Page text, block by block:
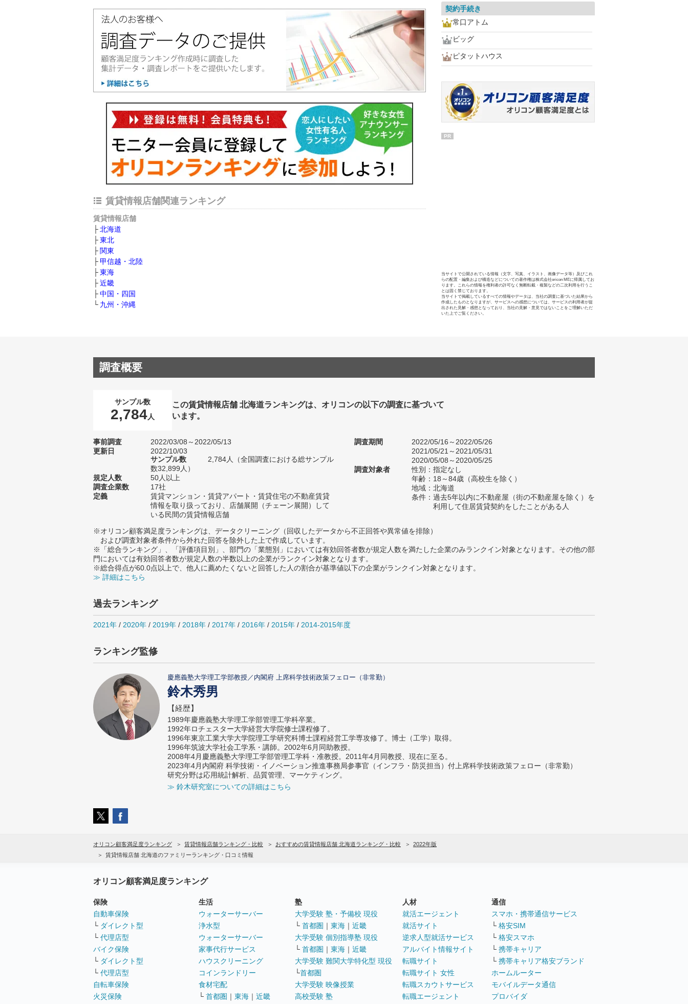
賃貸情報店舗関連ランキング
賃貸情報店舗
北海道
東北
関東
甲信越・北陸
東海
近畿
中国・四国
九州・沖縄
契約手続き
常口アトム
ビッグ
ピタットハウス
PR
当サイトで公開されている情報（文字、写真、イラスト、画像データ等）及びこれ
らの配置・編集および構造などについての著作権は株式会社oricon MEに帰属してお
ります。これらの情報を権利者の許可なく無断転載・複製などの二次利用を行うこ
とは固く禁じております。
当サイトで掲載しているすべての情報やデータは、当社の調査に基づいた結果から
作成したものとなりますが、サービスへの感想については、サービスの利用者が提
出された見解・感想となっており、当社の見解・意見ではないことをご理解いただ
いた上でご覧ください。
調査概要
サンプル数
2,784人
この賃貸情報店舗 北海道ランキングは、オリコンの以下の調査に基づいて
います。
事前調査
2022/03/08～2022/05/13
更新日
2022/10/03
サンプル数
2,784人（全国調査における総サンプル
数32,899人）
規定人数
50人以上
調査企業数
17社
定義
賃貸マンション・賃貸アパート・賃貸住宅の不動産賃貸
情報を取り扱っており、店舗展開（チェーン展開）して
いる民間の賃貸情報店舗
調査期間
2022/05/16～2022/05/26
2021/05/21～2021/05/31
2020/05/08～2020/05/25
調査対象者
性別：指定なし
年齢：18～84歳（高校生を除く）
地域：北海道
条件：過去5年以内に不動産屋（街の不動産屋を除く）を
利用して住居賃貸契約をしたことがある人
※オリコン顧客満足度ランキングは、データクリーニング（回収したデータから不正回答や異常値を排除）
および調査対象者条件から外れた回答を除外した上で作成しています。
※「総合ランキング」、「評価項目別」、部門の「業態別」においては有効回答者数が規定人数を満たした企業のみランクイン対象となります。その他の部
門においては有効回答者数が規定人数の半数以上の企業がランクイン対象となります。
※総合得点が60.0点以上で、他人に薦めたくないと回答した人の割合が基準値以下の企業がランクイン対象となります。
≫ 詳細はこちら
過去ランキング
2021年 / 2020年 / 2019年 / 2018年 / 2017年 / 2016年 / 2015年 / 2014-2015年度
ランキング監修
慶應義塾大学理工学部教授／内閣府 上席科学技術政策フェロー（非常勤）
鈴木秀男
【経歴】
1989年慶應義塾大学理工学部管理工学科卒業。
1992年ロチェスター大学経営大学院修士課程修了。
1996年東京工業大学大学院理工学研究科博士課程経営工学専攻修了。博士（工学）取得。
1996年筑波大学社会工学系・講師。2002年6月同助教授。
2008年4月慶應義塾大学理工学部管理工学科・准教授。2011年4月同教授、現在に至る。
2023年4月内閣府 科学技術・イノベーション推進事務局参事官（インフラ・防災担当）付上席科学技術政策フェロー（非常勤）
研究分野は応用統計解析、品質管理、マーケティング。
≫ 鈴木研究室についての詳細はこちら
オリコン顧客満足度ランキング 賃貸情報店舗ランキング・比較 おすすめの賃貸情報店舗 北海道ランキング・比較
2022年版
賃貸情報店舗 北海道のファミリーランキング・口コミ情報
オリコン顧客満足度ランキング
保険
自動車保険
└ ダイレクト型
└ 代理店型
バイク保険
└ ダイレクト型
└ 代理店型
自転車保険
火災保険
生活
ウォーターサーバー
浄水型
ウォーターサーバー
家事代行サービス
ハウスクリーニング
コインランドリー
食材宅配
└ 首都圏 ｜ 東海 ｜ 近畿
塾
大学受験 塾・予備校 現役
└ 首都圏 ｜ 東海 ｜ 近畿
大学受験 個別指導塾 現役
└ 首都圏 ｜ 東海 ｜ 近畿
大学受験 難関大学特化型 現役
└首都圏
大学受験 映像授業
高校受験 塾
人材
就活エージェント
就活サイト
逆求人型就活サービス
アルバイト情報サイト
転職サイト
転職サイト 女性
転職スカウトサービス
転職エージェント
通信
スマホ・携帯通信サービス
└ 格安SIM
└ 格安スマホ
└ 携帯キャリア
└ 携帯キャリア格安ブランド
ホームルーター
モバイルデータ通信
プロバイダ